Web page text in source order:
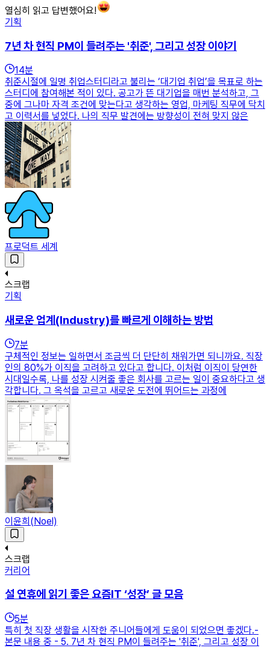
열심히 읽고 답변했어요!
기획
7년 차 현직 PM이 들려주는 '취준', 그리고 성장 이야기
14분
취준시절에 일명 취업스터디라고 불리는 ‘대기업 취업’을 목표로 하는
스터디에 참여해본 적이 있다. 공고가 뜬 대기업을 매번 분석하고, 그
중에 그나마 자격 조건에 맞는다고 생각하는 영업, 마케팅 직무에 닥치
고 이력서를 넣었다. 나의 직무 발견에는 방향성이 전혀 맞지 않은
프로덕트 세계
스크랩
기획
새로운 업계(Industry)를 빠르게 이해하는 방법
7분
구체적인 정보는 일하면서 조금씩 더 단단히 채워가면 되니까요. 직장
인의 80%가 이직을 고려하고 있다고 합니다. 이처럼 이직이 당연한
시대일수록, 나를 성장 시켜줄 좋은 회사를 고르는 일이 중요하다고 생
각합니다. 그 옥석을 고르고 새로운 도전에 뛰어드는 과정에
이윤희(Noel)
스크랩
커리어
설 연휴에 읽기 좋은 요즘IT ‘성장’ 글 모음
5분
특히 첫 직장 생활을 시작한 주니어들에게 도움이 되었으면 좋겠다.-
본문 내용 중 - 5. 7년 차 현직 PM이 들려주는 '취준', 그리고 성장 이